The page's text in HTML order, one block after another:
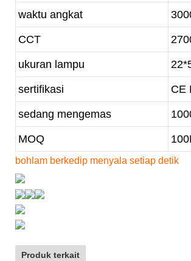
waktu angkat
CCT
ukuran lampu
sertifikasi CE
sedang mengemas
MOQ
bohlam berkedip menyala setiap detik
Produk terkait